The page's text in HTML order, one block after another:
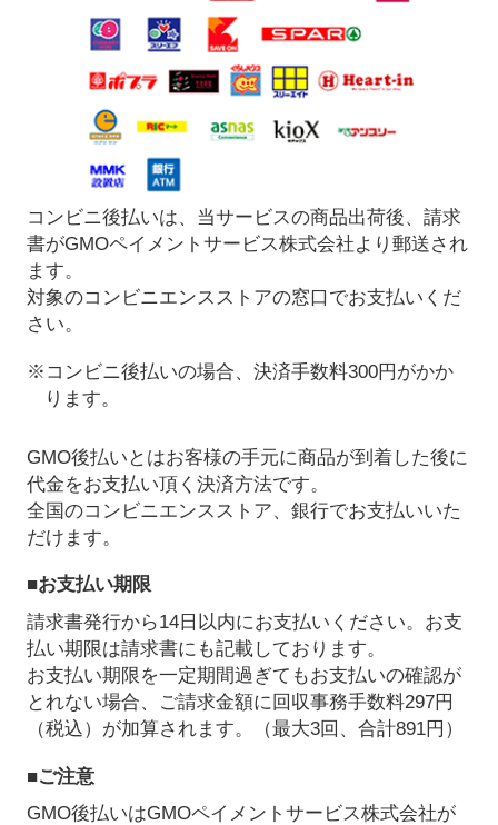
コンビニ後払いは、当サービスの商品出荷後、請求
書がGMOペイメントサービス株式会社より郵送され
ます。
対象のコンビニエンスストアの窓口でお支払いくだ
さい。
※コンビニ後払いの場合、決済手数料300円がかか
ります。
GMO後払いとはお客様の手元に商品が到着した後に
代金をお支払い頂く決済方法です。
全国のコンビニエンスストア、銀行でお支払いいた
だけます。
■お支払い期限
請求書発行から14日以内にお支払いください。お支
払い期限は請求書にも記載しております。
お支払い期限を一定期間過ぎてもお支払いの確認が
とれない場合、ご請求金額に回収事務手数料297円
（税込）が加算されます。（最大3回、合計891円）
■ご注意
GMO後払いはGMOペイメントサービス株式会社が